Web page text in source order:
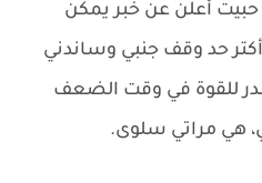
حبيت أعلن عن خبر يمكن
حد وقف جنبي وساندني
للقوة في وقت الضعف
هي مراتي سلوى.